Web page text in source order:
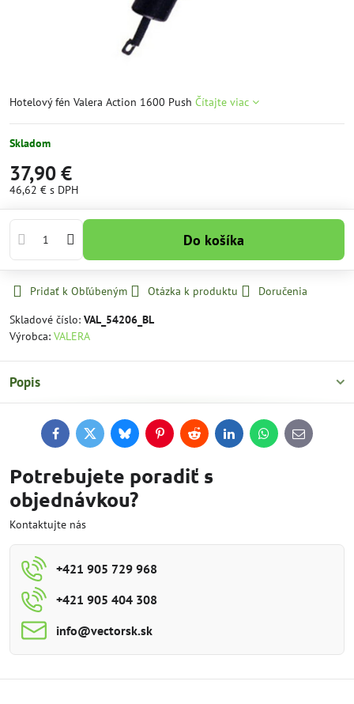
Hotelový fén Valera Action 1600 Push Čítajte viac
Skladom
37,90 €
46,62 € s DPH
Do košíka
Pridať k Obľúbeným Otázka k produktu
Doručenia
Skladové číslo: VAL_54206_BL
Výrobca: VALERA
Popis
FacebookTwitterBlueskyPinterestReddit LinkedInWhatsApp
E-
mail
Potrebujete poradiť s
objednávkou?
Kontaktujte nás
+421 905 729 968
+421 905 404 308
info​@vectorsk​.sk